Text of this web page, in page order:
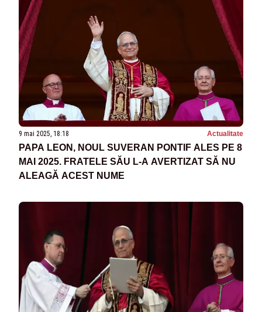
9 mai 2025, 18:18 Actualitate
PAPA LEON, NOUL SUVERAN PONTIF ALES PE 8
MAI 2025. FRATELE SĂU L-A AVERTIZAT SĂ NU
ALEAGĂ ACEST NUME